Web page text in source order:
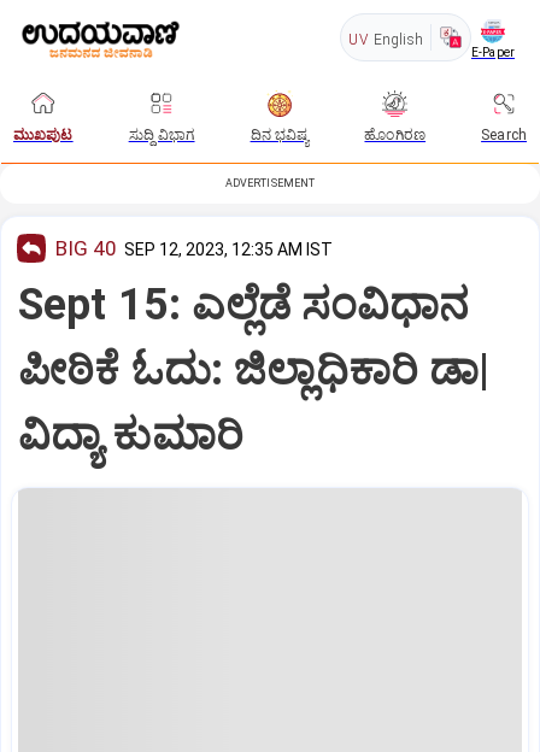
UV English
E-Paper
ಮುಖಪುಟ ಸುದ್ದಿ ವಿಭಾಗ ದಿನ ಭವಿಷ್ಯ ಹೊಂಗಿರಣ Search
ADVERTISEMENT
BIG 40 SEP 12, 2023, 12:35 AM IST
Sept 15: ಎಲ್ಲೆಡೆ ಸಂವಿಧಾನ
ಪೀಠಿಕೆ ಓದು: ಜಿಲ್ಲಾಧಿಕಾರಿ ಡಾ|
ವಿದ್ಯಾ ಕುಮಾರಿ